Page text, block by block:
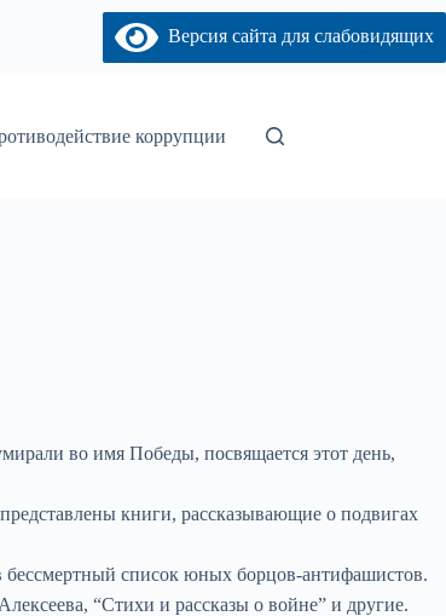
Версия сайта для слабовидящих
коррупции
во имя Победы, посвящается этот день,
книги, рассказывающие о подвигах
список юных борцов-антифашистов.
“Стихи и рассказы о войне” и другие.